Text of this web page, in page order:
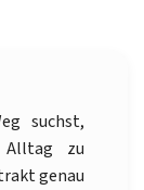
suchst,
zu
genau